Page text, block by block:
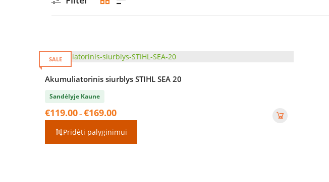
SALE
Akumuliatorinis siurblys STIHL SEA 20
Sandėlyje Kaune
€119.00–€169.00Price
range:
€119.00
Pridėti palyginimui